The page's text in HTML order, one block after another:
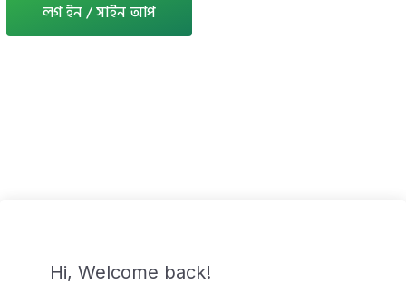
লগ ইন / সাইন আপ
Hi, Welcome back!